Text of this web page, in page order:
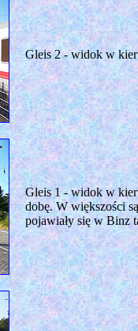
Gleis 2 - widok w
Gleis 1 - widok w
dobę. W większości
pojawiały się w Binz